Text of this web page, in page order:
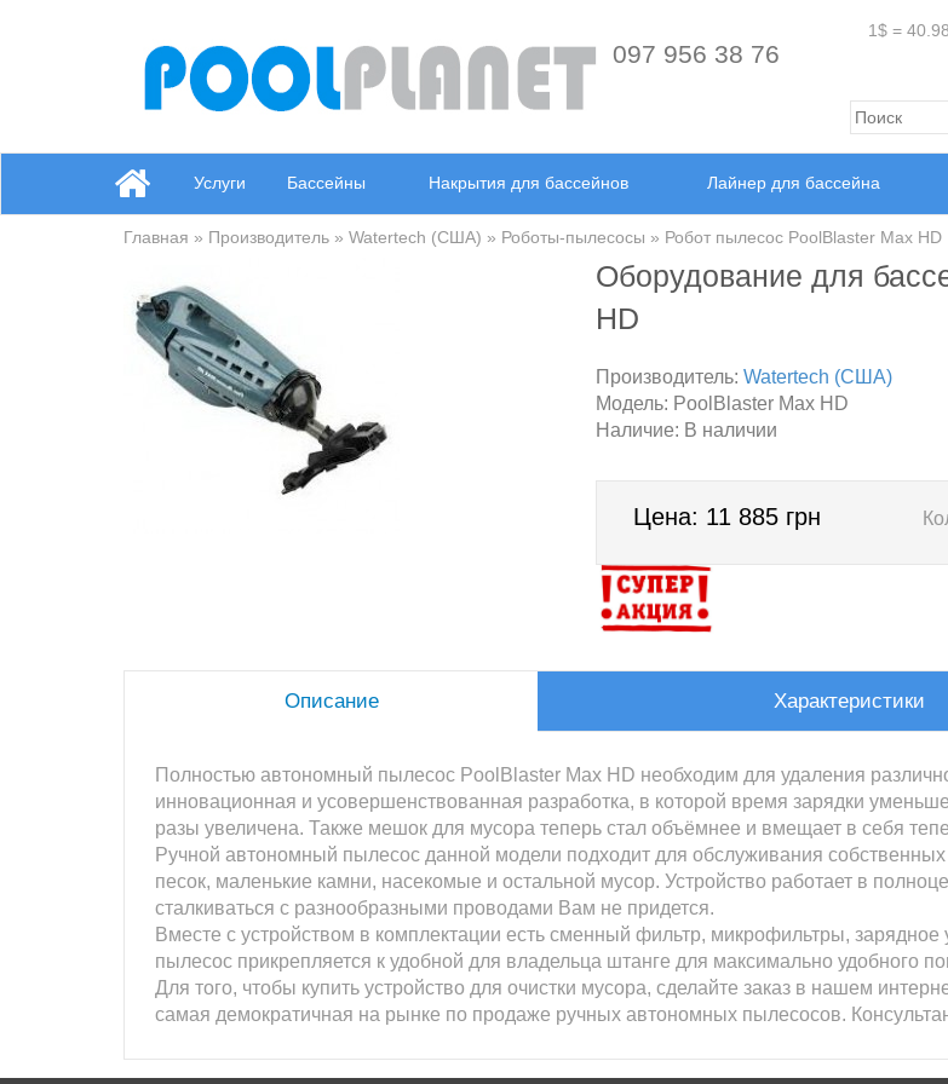
097 956 38 76
1$ =
Услуги Бассейны Накрытия для бассейнов Лайнер для бассейна
Главная » Производитель » Watertech (США) » Роботы-пылесосы » Робот пылесос PoolBlaster Max HD
Оборудование для
HD
Производитель: Watertech (США)
Модель: PoolBlaster Max HD
Наличие: В наличии
Цена: 11 885 грн
Описание Характеристики
Полностью автономный пылесос PoolBlaster Max HD необходим для удаления
инновационная и усовершенствованная разработка, в которой время зарядки
разы увеличена. Также мешок для мусора теперь стал объёмнее и вмещает в себя
Ручной автономный пылесос данной модели подходит для обслуживания
песок, маленькие камни, насекомые и остальной мусор. Устройство работает в
сталкиваться с разнообразными проводами Вам не придется.
Вместе с устройством в комплектации есть сменный фильтр, микрофильтры,
пылесос прикрепляется к удобной для владельца штанге для максимально удобного
Для того, чтобы купить устройство для очистки мусора, сделайте заказ в нашем
самая демократичная на рынке по продаже ручных автономных пылесосов.